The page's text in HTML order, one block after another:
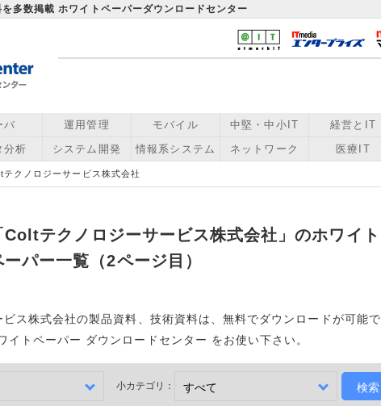
多数掲載 ホワイトペーパーダウンロードセンター
バ 運用管理 モバイル 中堅・中小IT 経営とIT
分析 システム開発 情報系システム ネットワーク 医療IT
テクノロジーサービス株式会社
Coltテクノロジーサービス株式会社」のホワイト
ーパー一覧（2ページ目）
ス株式会社の製品資料、技術資料は、無料でダウンロードが可能で
イトペーパー ダウンロードセンター をお使い下さい。
小カテゴリ：